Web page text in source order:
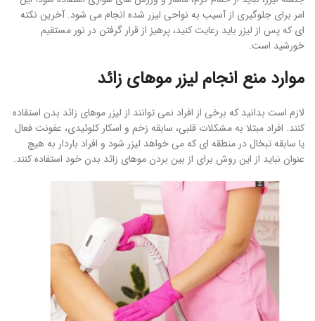
امر برای جلوگیری از آسیب به نواحی لیزر شده انجام می شود. آخرین نکته
ای که پس از لیزر باید رعایت کنید، پرهیز از قرار گرفتن در نور مستقیم
خورشید است.
موارد منع انجام لیزر موهای زائد
لازم است بدانید که برخی از افراد نمی توانند از لیزر موهای زائد بدن استفاده
کنند. افراد مبتلا به مشکلات قلبی، سابقه زخم و اسکار کلوئیدی، عفونت فعال
یا سابقه تبخال در منطقه ای که می خواهد لیزر شود و افراد باردار به هیچ
عنوان نباید از این روش برای از بین بردن موهای زائد بدن خود استفاده کنند.